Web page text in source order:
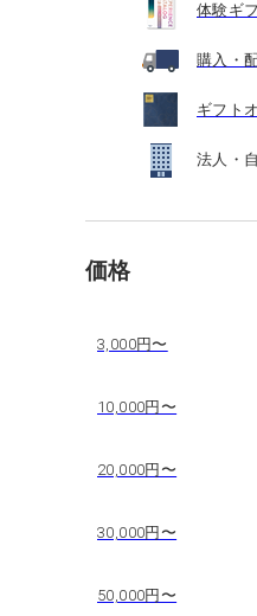
体験ギ
購入・
ギフト
法人・
価格
3,000円〜
10,000円〜
20,000円〜
30,000円〜
50,000円〜